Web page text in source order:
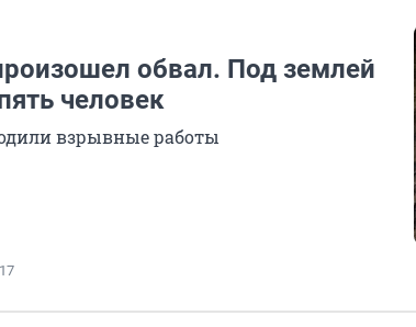
обвал. Под землей
человек
взрывные работы
17